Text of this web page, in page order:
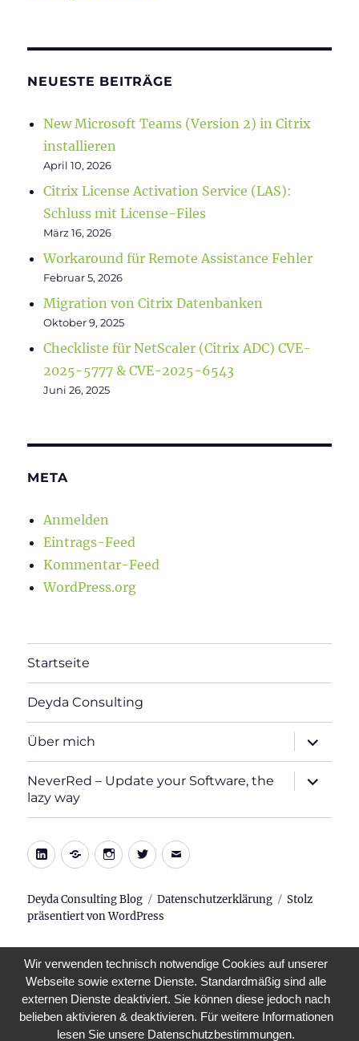
NEUESTE BEITRÄGE
New Microsoft Teams (Version 2) in Citrix
installieren
April 10, 2026
Citrix License Activation Service (LAS):
Schluss mit License-Files
März 16, 2026
Workaround für Remote Assistance Fehler
Februar 5, 2026
Migration von Citrix Datenbanken
Oktober 9, 2025
Checkliste für NetScaler (Citrix ADC) CVE-
2025-5777 & CVE-2025-6543
Juni 26, 2025
META
Anmelden
Eintrags-Feed
Kommentar-Feed
WordPress.org
Startseite
Deyda Consulting
Über mich
öffnen
NeverRed – Update your Software, the
lazy way
öffnen
LinkedIn
Xing Instagram
TwitterE-
Deyda Consulting Blog Datenschutzerklärung
Stolz
präsentiert von WordPress
Wir verwenden technisch notwendige Cookies auf unserer
Webseite sowie externe Dienste. Standardmäßig sind alle
externen Dienste deaktiviert. Sie können diese jedoch nach
belieben aktivieren & deaktivieren. Für weitere Informationen
lesen Sie unsere Datenschutzbestimmungen.